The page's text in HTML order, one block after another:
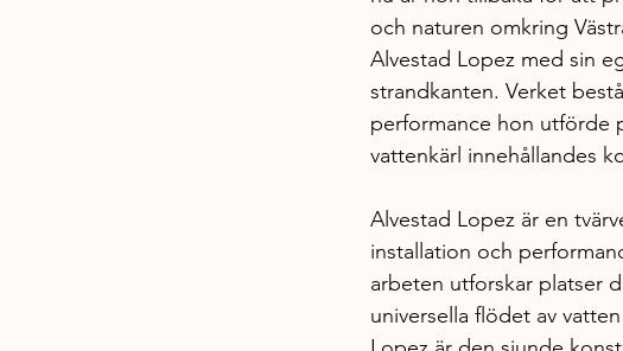
och naturen omkring
Alvestad Lopez med sin
strandkanten. Verket
performance hon utförde
vattenkärl innehållandes
Alvestad Lopez är en
installation och
arbeten utforskar platser
universella flödet av